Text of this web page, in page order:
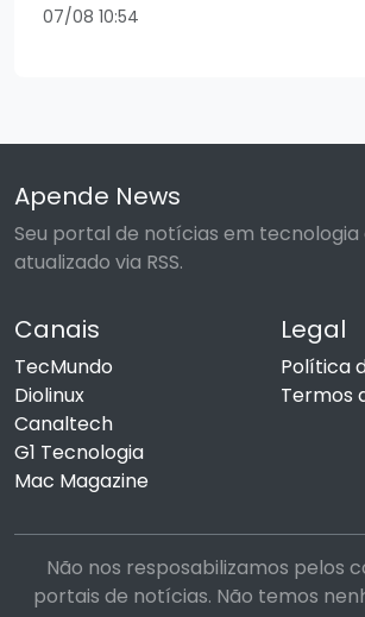
07/08 10:54
Apende News
Seu portal de notícias em tecnologia
atualizado via RSS.
Canais
TecMundo
Diolinux
Canaltech
G1 Tecnologia
Mac Magazine
Legal
Política
Termos
Não nos resposabilizamos pelos
portais de notícias. Não temos